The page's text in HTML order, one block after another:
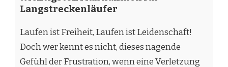
Laufen ist Freiheit, Laufen ist Leidenschaft!
Doch wer kennt es nicht, dieses nagende
Gefühl der Frustration, wenn eine Verletzung
uns ausbremst? Gerade wir Langstreckenläufer